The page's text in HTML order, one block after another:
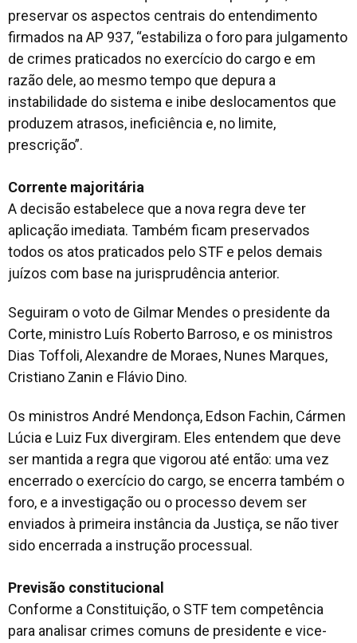
preservar os aspectos centrais do entendimento
firmados na AP 937, “estabiliza o foro para julgamento
de crimes praticados no exercício do cargo e em
razão dele, ao mesmo tempo que depura a
instabilidade do sistema e inibe deslocamentos que
produzem atrasos, ineficiência e, no limite,
prescrição”.
Corrente majoritária
A decisão estabelece que a nova regra deve ter
aplicação imediata. Também ficam preservados
todos os atos praticados pelo STF e pelos demais
juízos com base na jurisprudência anterior.
Seguiram o voto de Gilmar Mendes o presidente da
Corte, ministro Luís Roberto Barroso, e os ministros
Dias Toffoli, Alexandre de Moraes, Nunes Marques,
Cristiano Zanin e Flávio Dino.
Os ministros André Mendonça, Edson Fachin, Cármen
Lúcia e Luiz Fux divergiram. Eles entendem que deve
ser mantida a regra que vigorou até então: uma vez
encerrado o exercício do cargo, se encerra também o
foro, e a investigação ou o processo devem ser
enviados à primeira instância da Justiça, se não tiver
sido encerrada a instrução processual.
Previsão constitucional
Conforme a Constituição, o STF tem competência
para analisar crimes comuns de presidente e vice-